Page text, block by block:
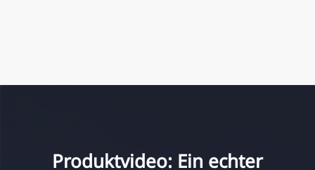
Produktvideo: Ein echter